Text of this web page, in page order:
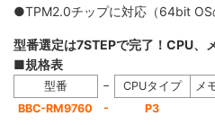
●TPM2.0チップに対応（64bit OS
型番選定は7STEPで完了！CPU、
■規格表
型番 − CPUタイプ メ
BBC-RM9760
- P3